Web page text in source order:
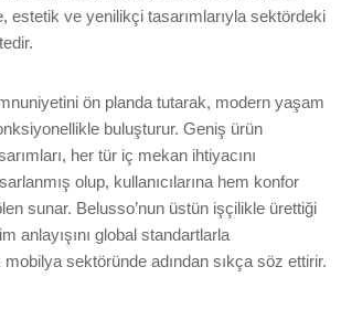
estetik ve yenilikçi tasarımlarıyla sektördeki
ön planda tutarak, modern yaşam
buluşturur. Geniş ürün
her tür iç mekan ihtiyacını
olup, kullanıcılarına hem konfor
sunar. Belusso’nun üstün işçilikle ürettiği
anlayışını global standartlarla
sektöründe adından sıkça söz ettirir.